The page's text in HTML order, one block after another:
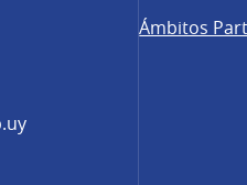
(Abrir en una pestaña
Ámbitos